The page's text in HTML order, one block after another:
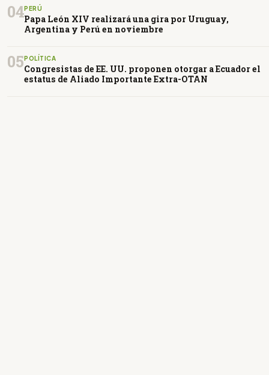
04PERÚ
Papa León XIV realizará una gira por Uruguay,
Argentina y Perú en noviembre
05POLÍTICA
Congresistas de EE. UU. proponen otorgar a Ecuador el
estatus de Aliado Importante Extra-OTAN